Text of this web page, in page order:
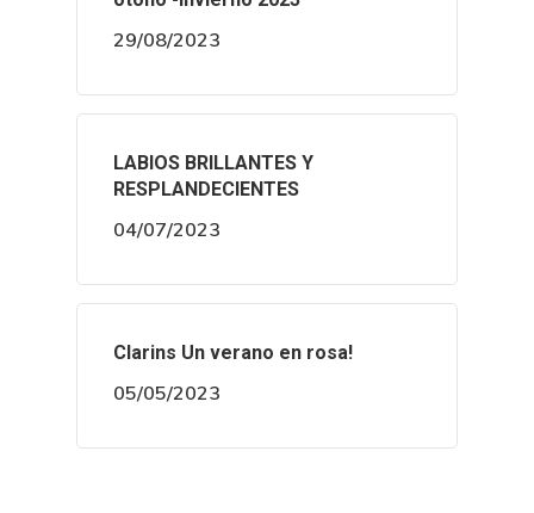
29/08/2023
LABIOS BRILLANTES Y
RESPLANDECIENTES
04/07/2023
Clarins Un verano en rosa!
05/05/2023